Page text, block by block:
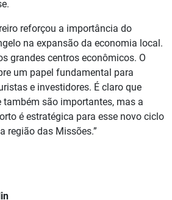
reforçou a importância do
na expansão da economia local.
grandes centros econômicos. O
um papel fundamental para
e investidores. É claro que
também são importantes, mas a
é estratégica para esse novo ciclo
região das Missões.”